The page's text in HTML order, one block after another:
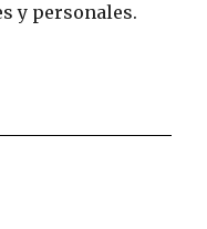
y personales.